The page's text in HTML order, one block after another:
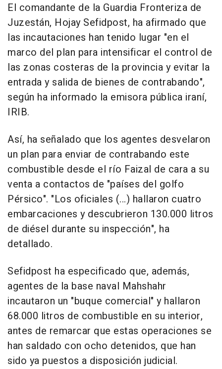
El comandante de la Guardia Fronteriza de
Juzestán, Hojay Sefidpost, ha afirmado que
las incautaciones han tenido lugar "en el
marco del plan para intensificar el control de
las zonas costeras de la provincia y evitar la
entrada y salida de bienes de contrabando",
según ha informado la emisora pública iraní,
IRIB.
Así, ha señalado que los agentes desvelaron
un plan para enviar de contrabando este
combustible desde el río Faizal de cara a su
venta a contactos de "países del golfo
Pérsico". "Los oficiales (...) hallaron cuatro
embarcaciones y descubrieron 130.000 litros
de diésel durante su inspección", ha
detallado.
Sefidpost ha especificado que, además,
agentes de la base naval Mahshahr
incautaron un "buque comercial" y hallaron
68.000 litros de combustible en su interior,
antes de remarcar que estas operaciones se
han saldado con ocho detenidos, que han
sido ya puestos a disposición judicial.